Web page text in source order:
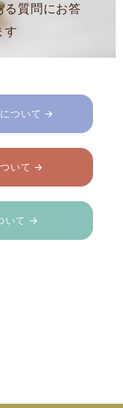
る質問にお答
す
ついて →
いて →
いて →